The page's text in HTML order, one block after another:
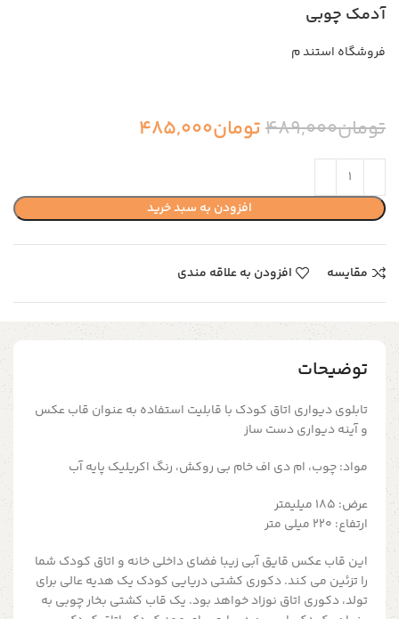
آدمک چوبی
فروشگاه استند م
تومان489,000تومان485,000
افزودن به سبد خرید
مقایسه افزودن به علاقه مندی
توضیحات
تابلوی دیواری اتاق کودک با قابلیت استفاده به عنوان قاب عکس
و آینه دیواری دست ساز
مواد: چوب، ام دی اف خام بی روکش، رنگ اکریلیک پایه آب
عرض: 185 میلیمتر
ارتفاع: 220 میلی متر
این قاب عکس قایق آبی زیبا فضای داخلی خانه و اتاق کودک شما
را تزئین می کند. دکوری کشتی دریایی کودک یک هدیه عالی برای
تولد، دکوری اتاق نوزاد خواهد بود. یک قاب کشتی بخار چوبی به